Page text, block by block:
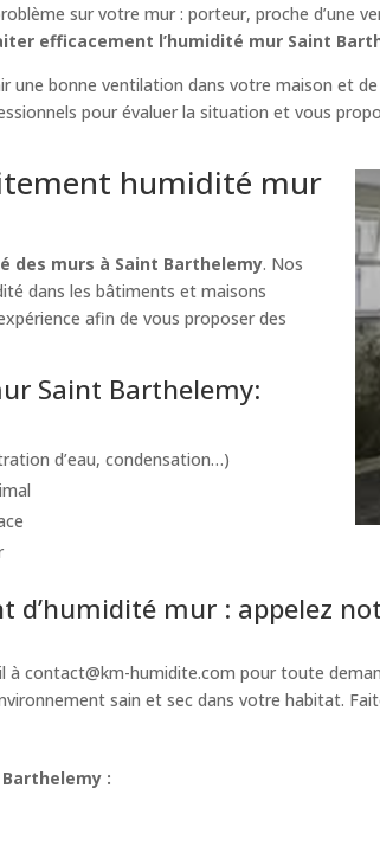
sur votre mur : porteur, proche d’une
efficacement l’humidité mur Saint
bonne ventilation dans votre maison et
pour évaluer la situation et vous
humidité mur
des murs à Saint Barthelemy. Nos
dans les bâtiments et maisons
afin de vous proposer des
Saint Barthelemy:
d’eau, condensation…)
mur : appelez
àcontact@km-humidite.com pour toute
sain et sec dans votre habitat.
: